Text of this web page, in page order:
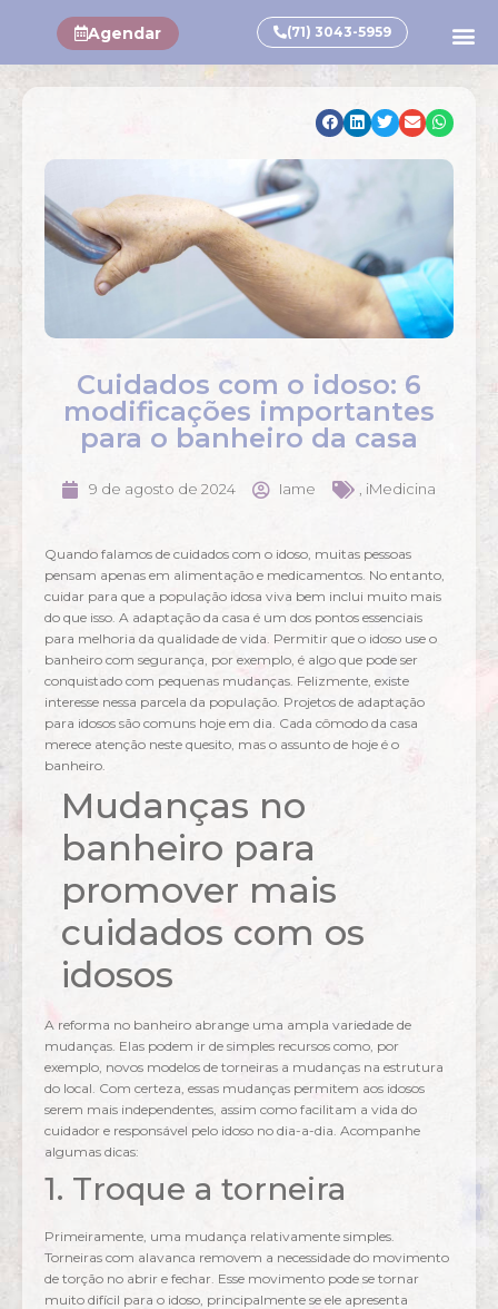
Agendar (71) 3043-5959
Cuidados com o idoso: 6
modificações importantes
para o banheiro da casa
9 de agosto de 2024 Iame iMedicina
Quando falamos de cuidados com o idoso, muitas pessoas
pensam apenas em alimentação e medicamentos. No entanto,
cuidar para que a população idosa viva bem inclui muito mais
do que isso. A adaptação da casa é um dos pontos essenciais
para melhoria da qualidade de vida. Permitir que o idoso use o
banheiro com segurança, por exemplo, é algo que pode ser
conquistado com pequenas mudanças. Felizmente, existe
interesse nessa parcela da população. Projetos de adaptação
para idosos são comuns hoje em dia. Cada cômodo da casa
merece atenção neste quesito, mas o assunto de hoje é o
banheiro.
Mudanças no
banheiro para
promover mais
cuidados com os
idosos
A reforma no banheiro abrange uma ampla variedade de
mudanças. Elas podem ir de simples recursos como, por
exemplo, novos modelos de torneiras a mudanças na estrutura
do local. Com certeza, essas mudanças permitem aos idosos
serem mais independentes, assim como facilitam a vida do
cuidador e responsável pelo idoso no dia-a-dia. Acompanhe
algumas dicas:
1. Troque a torneira
Primeiramente, uma mudança relativamente simples.
Torneiras com alavanca removem a necessidade do movimento
de torção no abrir e fechar. Esse movimento pode se tornar
muito difícil para o idoso, principalmente se ele apresenta